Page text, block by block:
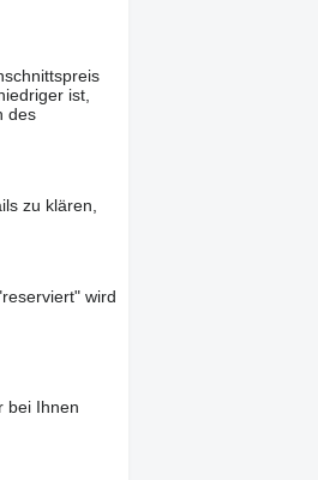
ist,
des
zu klären,
wird
bei Ihnen